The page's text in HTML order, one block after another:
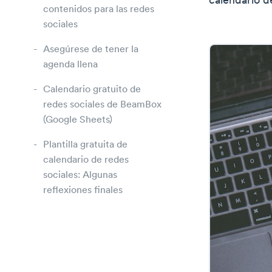
contenidos para las redes
sociales
Asegúrese de tener la
agenda llena
Calendario gratuito de
redes sociales de BeamBox
(Google Sheets)
Plantilla gratuita de
calendario de redes
sociales: Algunas
reflexiones finales